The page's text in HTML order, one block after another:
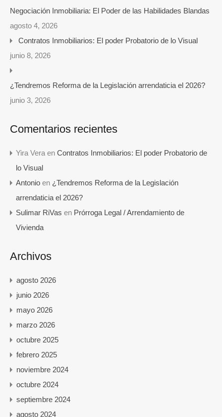
Negociación Inmobiliaria: El Poder de las Habilidades Blandas
agosto 4, 2026
Contratos Inmobiliarios: El poder Probatorio de lo Visual
junio 8, 2026
¿Tendremos Reforma de la Legislación arrendaticia el 2026?
junio 3, 2026
Comentarios recientes
Yira Vera en Contratos Inmobiliarios: El poder Probatorio de
lo Visual
Antonio en ¿Tendremos Reforma de la Legislación
arrendaticia el 2026?
Sulimar RiVas en Prórroga Legal / Arrendamiento de
Vivienda
Archivos
agosto 2026
junio 2026
mayo 2026
marzo 2026
octubre 2025
febrero 2025
noviembre 2024
octubre 2024
septiembre 2024
agosto 2024